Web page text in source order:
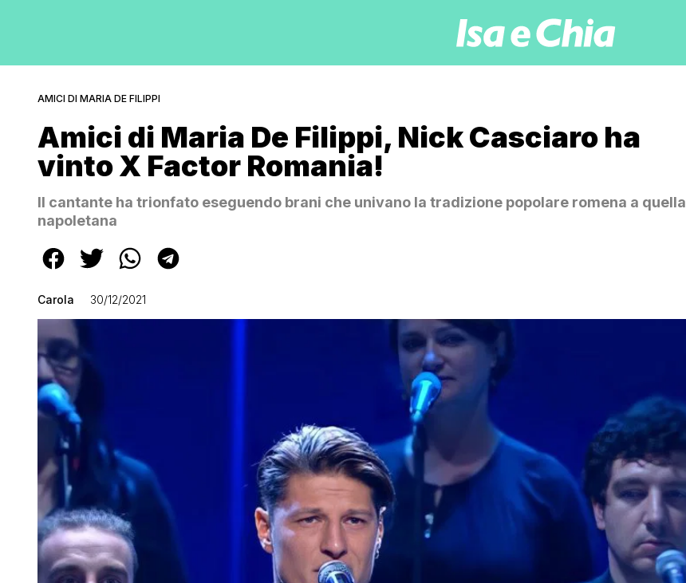
AMICI DI MARIA DE FILIPPI
Amici di Maria De Filippi, Nick Casciaro ha
vinto X Factor Romania!
Il cantante ha trionfato eseguendo brani che univano la tradizione popolare romena a quella
napoletana
Carola 30/12/2021